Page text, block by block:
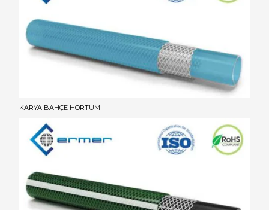
KARYA BAHÇE HORTUM